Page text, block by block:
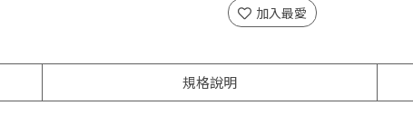
加入最愛
規格說明